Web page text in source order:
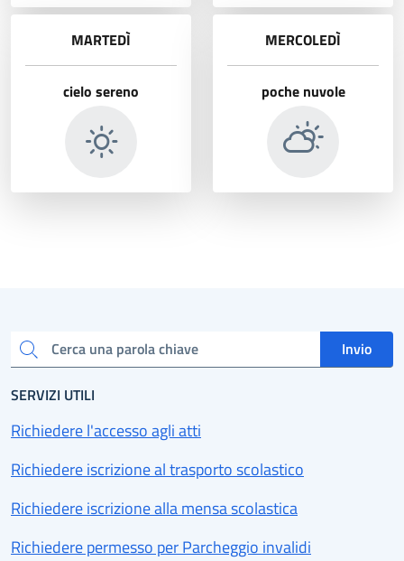
MARTEDÌ
cielo sereno
MERCOLEDÌ
poche nuvole
Cerca una parola chiave Invio
SERVIZI UTILI
Richiedere l'accesso agli atti
Richiedere iscrizione al trasporto scolastico
Richiedere iscrizione alla mensa scolastica
Richiedere permesso per Parcheggio invalidi